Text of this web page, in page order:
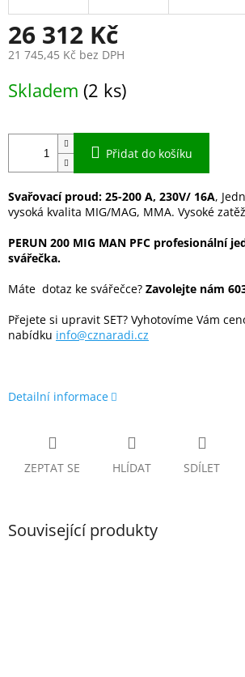
26 312 Kč
21 745,45 Kč bez DPH
cena:
Skladem (2 ks)
Přidat do košíku
Svařovací proud: 25-200 A, 230V/ 16A,
vysoká kvalita MIG/MAG, MMA. Vysoké
PERUN 200 MIG MAN PFC profesionální
svářečka.
Máte dotaz ke svářečce? Zavolejte nám
Přejete si upravit SET? Vyhotovíme Vám
nabídku info@cznaradi.cz
Detailní informace
ZEPTAT SE HLÍDAT SDÍLET
Související produkty